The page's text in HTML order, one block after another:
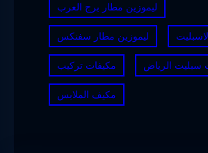
ليموزين مطار برج العرب
ليموزين مطار سفنكس
مكيفات تركيب سبليت الرياض
مكيف الملابس